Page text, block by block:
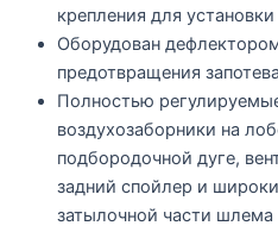
крепления для
Оборудован
предотвращения
Полностью
воздухозаборники на
подбородочной дуге,
задний спойлер и
затылочной части